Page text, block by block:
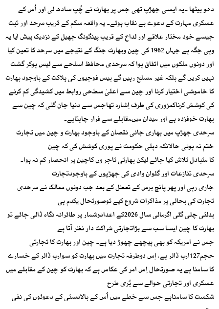
دھو بیٹھا ۔یہ ایسی جھڑپ تھی جس پر بھارت نے چُپ سادھ لی اور اُس کے
عسکری مہارت کے دعوے بے نقاب ہوئے۔ یہ واقعہ سکم کے قریب سرحد اور تبت
جیسے خود مختار علاقے اور لداخ کے قریب پینگونگ جھیل کے نزدیک پیش آیا یہ
وہی جگہ ہے جہاں 1962 کی چین وبھارت جنگ کے نتیجے میں سرحد کا تعین کیا
اور دونوں ملکوں میں اتفاق ہوا کہ سرحدی محافظ اسلحے سے لیس ہوکر گشت
نہیں کریں گے بلکہ غیر مسلح رہیں گے بیس فوجیوں کی ہلاکت کے باوجود بھارت
کا خاموشی اختیار کرنا اور چین سے اعلیٰ سطحی روابط میں کشیدگی کم کرنے
کی کوشش کرناکمزوری کی طرف اِشارہ تھاجس سے دنیا جان گئی کہ چین سے
بھارت خوفزدہ ہے اور میدان میںمقابلے سے فرار چاہتاہے۔
سرحدی جھڑپ میں بھاری جانی نقصان کے باوجود بھارت و چین میں تجارت
ختم نہ ہوئی حالانکہ دہلی حکومت نے پوری کوشش کی کہ چین
کا متبادل تلاش کیا جائے لیکن بھارتی تاجر وں کاچین پر انحصار کم نہ ہوا۔
سرحدی تنازعات اور گلوان وادی کی جھڑپوں کے باوجودتجارت
جاری رہی اور پھر پانچ برس کے تعطل کے بعد جب دونوں ممالک نے سرحدی
تجارت کی بحالی پر مذاکرات شروع کیے توصورتحال یکدم ہی
بدلتی چلی گئی اگرمالی سال 2026کے اعدادوشمار پر طائرانہ نگاہ ڈالی جائے تو
بھارت کا چین ایسا سب سے بڑاتجارتی شراکت دار نظر آتا ہے
جس نے امریکہ کو بھی پیچھے چھوڑ دیا ہے۔ چین اور بھارت کا تجارتی
حجم127ارب ڈالر ہے، اِس دوطرفہ تجارت میں بھارت کو سوارب ڈالر کے خسارے
کا سامنا ہے یہ صورتحال اِس امر کی عکاس ہے کہ بھارت کو چین کے مقابلے میں
عسکری اور تجارتی حوالے سے بُری طرح
شکست کا سامناہے جس سے خطے میں اُس کے بالادستی کے دعوئوں کی نفی